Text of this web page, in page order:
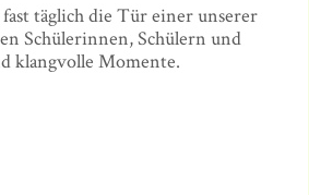
täglich die Tür einer unserer
Schülerinnen, Schülern und
klangvolle Momente.